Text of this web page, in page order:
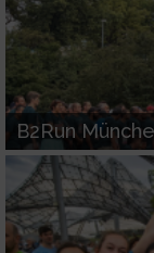
B2Run